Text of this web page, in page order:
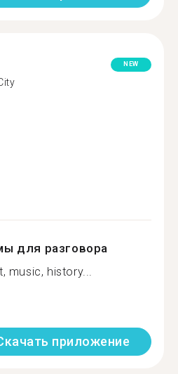
NEW
для разговора
music, history...
приложение